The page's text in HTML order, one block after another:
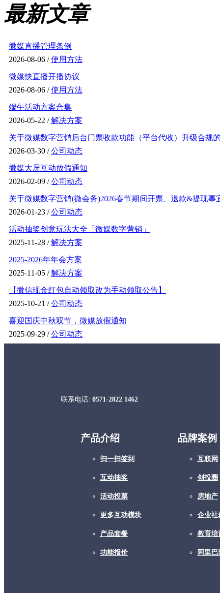
最新文章
微媒直播管理条例
2026-08-06 /使用方法
微媒快直播开播协议
2026-08-06 /使用方法
端午活动方案合集
2026-05-22 /解决方案
关于微媒数字营销后台门票收款功能（平台代收）升级合规
2026-03-30 /公司动态
微媒大屏互动放假通知
2026-02-09 /公司动态
关于微媒数字营销(微会务)2026春节期间开票、退款&提现事
2026-01-23 /公司动态
活动抽奖创意玩法大全「微媒数字营销」
2025-11-28 /解决方案
2025-2026年年会方案
2025-11-05 /解决方案
【微信现金红包自动领取改为手动领取公告】
2025-10-21 /公司动态
喜迎国庆中秋双节，微媒放假通知
2025-09-29 /公司动态
联系电话: 0571-2822 1462
产品介绍
扫一扫签到
互动抽奖
活动投票
更多互动模块
产品套餐
功能报价
品牌案例
互联网
创投圈
房地产
企业社
教育培
阿里巴